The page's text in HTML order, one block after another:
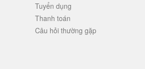
Tuyển dụng
Thanh toán
Câu hỏi thường gặp